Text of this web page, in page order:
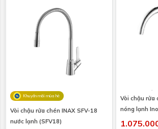
Khuyến mãi mùa hè
Vòi chậu rửa chén INAX SFV-18
nước lạnh (SFV18)
Vòi chậu rửa
nóng lạnh